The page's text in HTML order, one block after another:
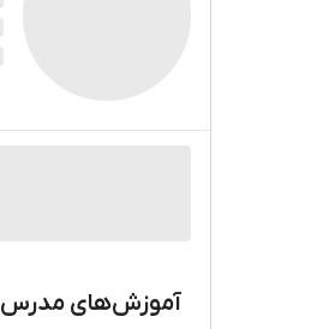
آموزش‌های مدرس